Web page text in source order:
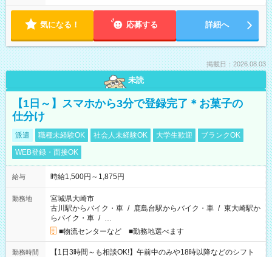
気になる！ 応募する 詳細へ
掲載日：2026.08.03
未読
【1日～】スマホから3分で登録完了＊お菓子の
仕分け
派遣 職種未経験OK 社会人未経験OK 大学生歓迎
ブランクOK
WEB登録・面接OK
給与 時給1,500円～1,875円
勤務地
宮城県大崎市
古川駅からバイク・車 / 鹿島台駅からバイク・車 / 東大崎駅か
らバイク・車 / …
■物流センターなど ■勤務地選べます
勤務時間
【1日3時間～も相談OK!】午前中のみや18時以降などのシフト